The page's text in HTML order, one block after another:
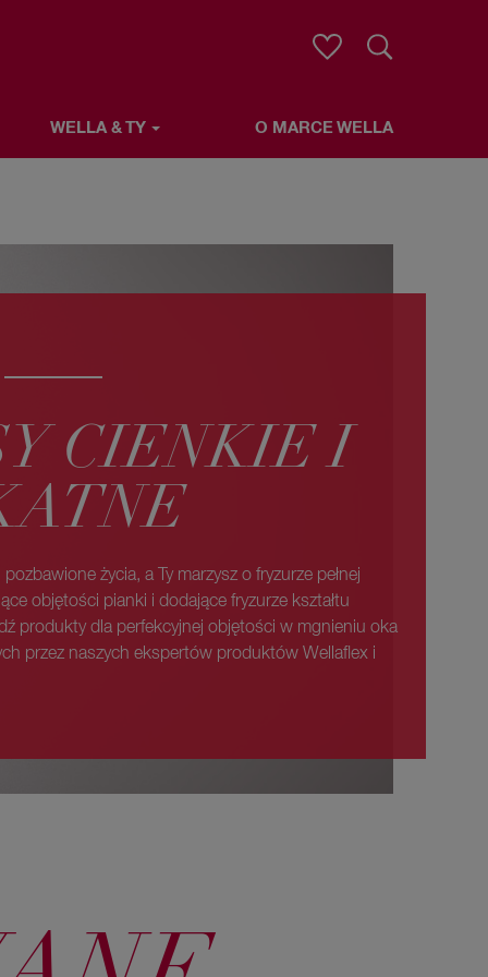
WELLA & TY O MARCE WELLA
CIENKIE I
życia, a Ty marzysz o fryzurze pełnej
objętości pianki i dodające fryzurze kształtu
produkty dla perfekcyjnej objętości w mgnieniu oka
przez naszych ekspertów produktów Wellaflex i